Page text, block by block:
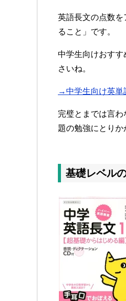
英語長文の点数を
ること」です。
中学生向けおす
さいね。
→中学生向け英単
完璧とまでは言
題の勉強にとりか
基礎レベル